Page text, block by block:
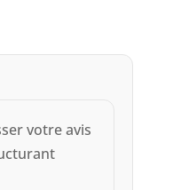
votre avis